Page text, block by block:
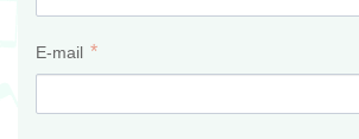
E-mail